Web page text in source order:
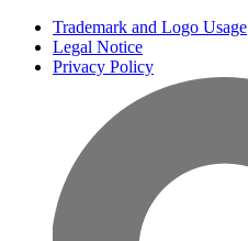
Trademark and Logo Usage
Legal Notice
Privacy Policy